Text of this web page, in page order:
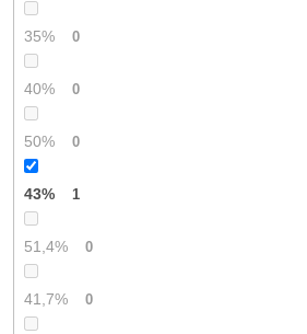
35% 0
40% 0
50% 0
43% 1
51,4% 0
41,7% 0